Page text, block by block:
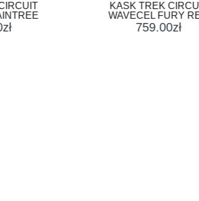
KASK TREK CIRCUIT
WAVECEL FURY RED
zł